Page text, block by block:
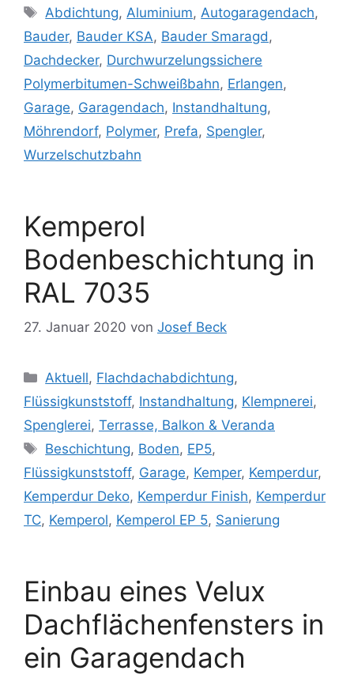
Schlagwörter
Abdichtung, Aluminium, Autogaragendach,
Bauder, Bauder KSA, Bauder Smaragd ,
Dachdecker, Durchwurzelungssichere
Polymerbitumen-Schweißbahn, Erlangen,
Garage, Garagendach, Instandhaltung,
Möhrendorf, Polymer, Prefa, Spengler,
Wurzelschutzbahn
Kemperol
Bodenbeschichtung in
RAL 7035
27. Januar 2020 von Josef Beck
Kategorien
Aktuell, Flachdachabdichtung,
Flüssigkunststoff, Instandhaltung, Klempnerei,
Spenglerei, Terrasse, Balkon & Veranda
Schlagwörter
Beschichtung, Boden, EP5,
Flüssigkunststoff, Garage, Kemper, Kemperdur,
Kemperdur Deko, Kemperdur Finish, Kemperdur
TC, Kemperol, Kemperol EP 5, Sanierung
Einbau eines Velux
Dachflächenfensters in
ein Garagendach